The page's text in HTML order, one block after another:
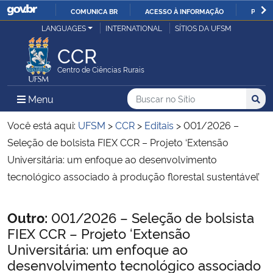
IR
COMUNICA BR ACESSO À INFORMAÇÃO
Ministério da Justiça e Segurança Pública
Ministério da Defesa
Ministério das Relações Exteriores
Ministério da Economia
Ministério da Infraestrutura
Ministério da Agricultura, Pecuária e Abastecimento
Ministério da Educação
LANGUAGES INTERNATIONAL SÍTIOS DA UFSM
CCR
Centro de Ciências Rurais
Menu Menu Principal do Sítio
Busca
Buscar no no Sítio
Busca:
Você está aqui: UFSM >CCR > Editais >001/2026 –
Seleção de bolsista FIEX CCR – Projeto ‘Extensão
Universitária: um enfoque ao desenvolvimento
tecnológico associado à produção florestal sustentável’
Início do conteúdo
Outro: 001/2026 – Seleção de bolsista
FIEX CCR – Projeto ‘Extensão
Universitária: um enfoque ao
desenvolvimento tecnológico associado